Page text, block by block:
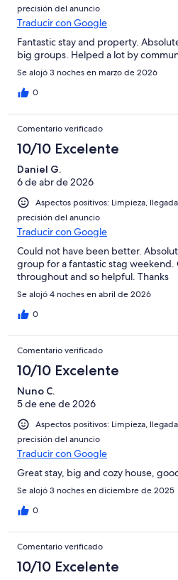
precisión del anuncio
Traducir con Google
Fantastic stay and property.
big groups. Helped a lot by
Se alojó 3 noches en marzo de 2026
0
Comentario verificado
10/10 Excelente
Daniel G.
6 de abr de 2026
Aspectos positivos: Limpieza,
precisión del anuncio
Traducir con Google
Could not have been better.
group for a fantastic stag
throughout and so helpful. Thanks
Se alojó 4 noches en abril de 2026
0
Comentario verificado
10/10 Excelente
Nuno C.
5 de ene de 2026
Aspectos positivos: Limpieza,
precisión del anuncio
Traducir con Google
Great stay, big and cozy house,
Se alojó 3 noches en diciembre de 2025
0
Comentario verificado
10/10 Excelente